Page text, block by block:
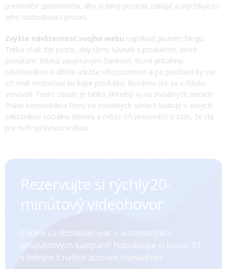
presvedčiť spotrebiteľa, aby si daný produkt zakúpil a urýchľuje to
jeho rozhodovací proces.
Zvýšte návštevnosť svojho webu napríklad písaním blogu.
Treba však dať pozor, aby témy súviseli s produktmi, ktoré
ponúkate. Vďaka zaujímavým článkom, ktoré pritiahnu
návštevníkov si dlhšie udržíte ich pozornosť a po prečítaní by ste
ich mali motivovať ku kúpe produktu, ktorému ste sa v článku
venovali. Tento obsah je ľahko šíriteľný aj na sociálnych sieťach.
Práve komunikácia firmy na sociálnych sieťach buduje u svojich
zákazníkov sociálnu dôveru a môže ich presvedčiť o tom, že ste
pre nich správnou voľbou.
Rezervujte si rýchly ㅤㅤㅤㅤ20-
minútový videohovor
Chcete sa dozvedieť viac o automatizácii
produktových kampaní? Naplánujte si hovor 1:1
s jedným z našich account manažérov.